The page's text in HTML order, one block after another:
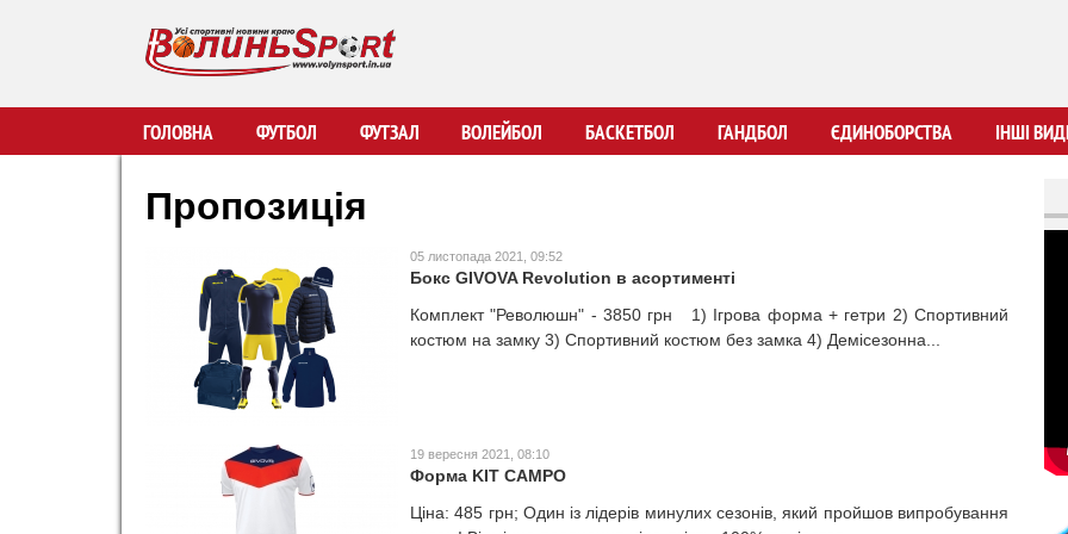
вмісту
В
о
ГОЛОВНА ФУТБОЛ ФУТЗАЛ ВОЛЕЙБОЛ БАСКЕТБОЛ ГАНДБОЛ ЄДИНОБОРСТВА ІНШІ
Пропозиція
05 листопада 2021, 09:52
Бокс GIVOVA Revolution в асортименті
Комплект "Революшн" - 3850 грн 1) Ігрова форма + гетри 2) Спортивний
костюм на замку 3) Спортивний костюм без замка 4) Демісезонна...
19 вересня 2021, 08:10
Форма KIT CАМРО
Ціна: 485 грн; Один із лідерів минулих сезонів, який пройшов випробування